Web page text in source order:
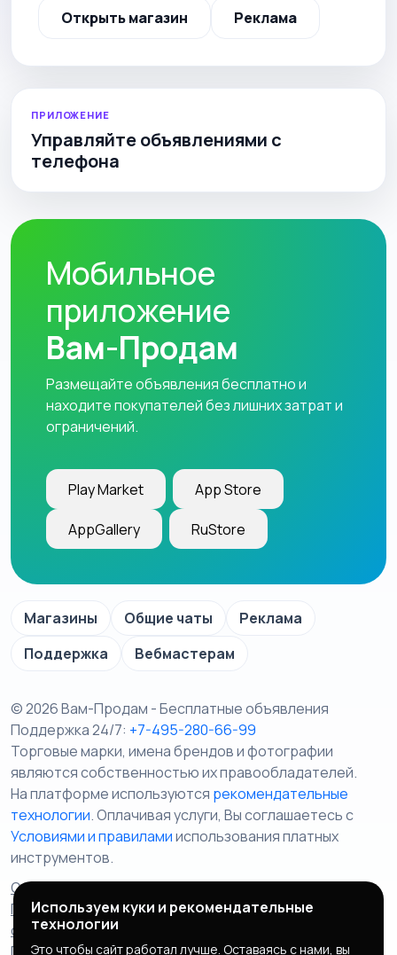
Открыть магазин Реклама
ПРИЛОЖЕНИЕ
Управляйте объявлениями с
телефона
Мобильное
приложение
Вам-Продам
Размещайте объявления бесплатно и
находите покупателей без лишних затрат и
ограничений.
Play Market App Store
AppGallery RuStore
Магазины Общие чаты
Реклама
Поддержка
Вебмастерам
© 2026 Вам-Продам - Бесплатные объявления
Поддержка 24/7: +7-495-280-66-99
Торговые марки, имена брендов и фотографии
являются собственностью их правообладателей.
На платформе используются рекомендательные
технологии. Оплачивая услуги, Вы соглашаетесь c
Условиями и правиламииспользования платных
инструментов.
Отказ от ответственности
Правила сервиса
Политика конфиденциальности
Пользовательское
соглашение
Запрещенные товары/услуги
Используем куки и рекомендательные
технологии
Это чтобы сайт работал лучше. Оставаясь с нами, вы